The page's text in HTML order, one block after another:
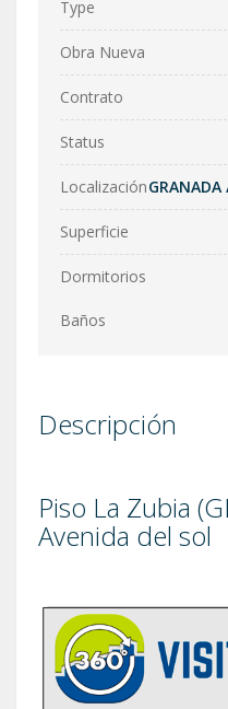
Type
Obra Nueva
Contrato
Status
LocalizaciónGRANADA
Superficie
Dormitorios
Baños
Descripción
Piso La Zubia
Avenida del sol